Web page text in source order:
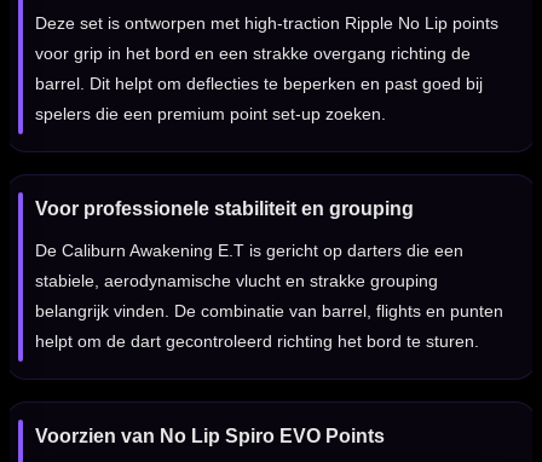
Deze set is ontworpen met high-traction Ripple No Lip points
voor grip in het bord en een strakke overgang richting de
barrel. Dit helpt om deflecties te beperken en past goed bij
spelers die een premium point set-up zoeken.
Voor professionele stabiliteit en grouping
De Caliburn Awakening E.T is gericht op darters die een
stabiele, aerodynamische vlucht en strakke grouping
belangrijk vinden. De combinatie van barrel, flights en punten
helpt om de dart gecontroleerd richting het bord te sturen.
Voorzien van No Lip Spiro EVO Points